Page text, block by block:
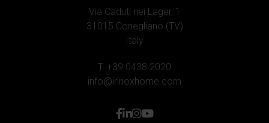
Via Caduti nei Lager, 1
31015 Conegliano (TV)
Italy
T. +39 0438 2020
info@irinoxhome.com
facebook
linkedin
instagram
youtube